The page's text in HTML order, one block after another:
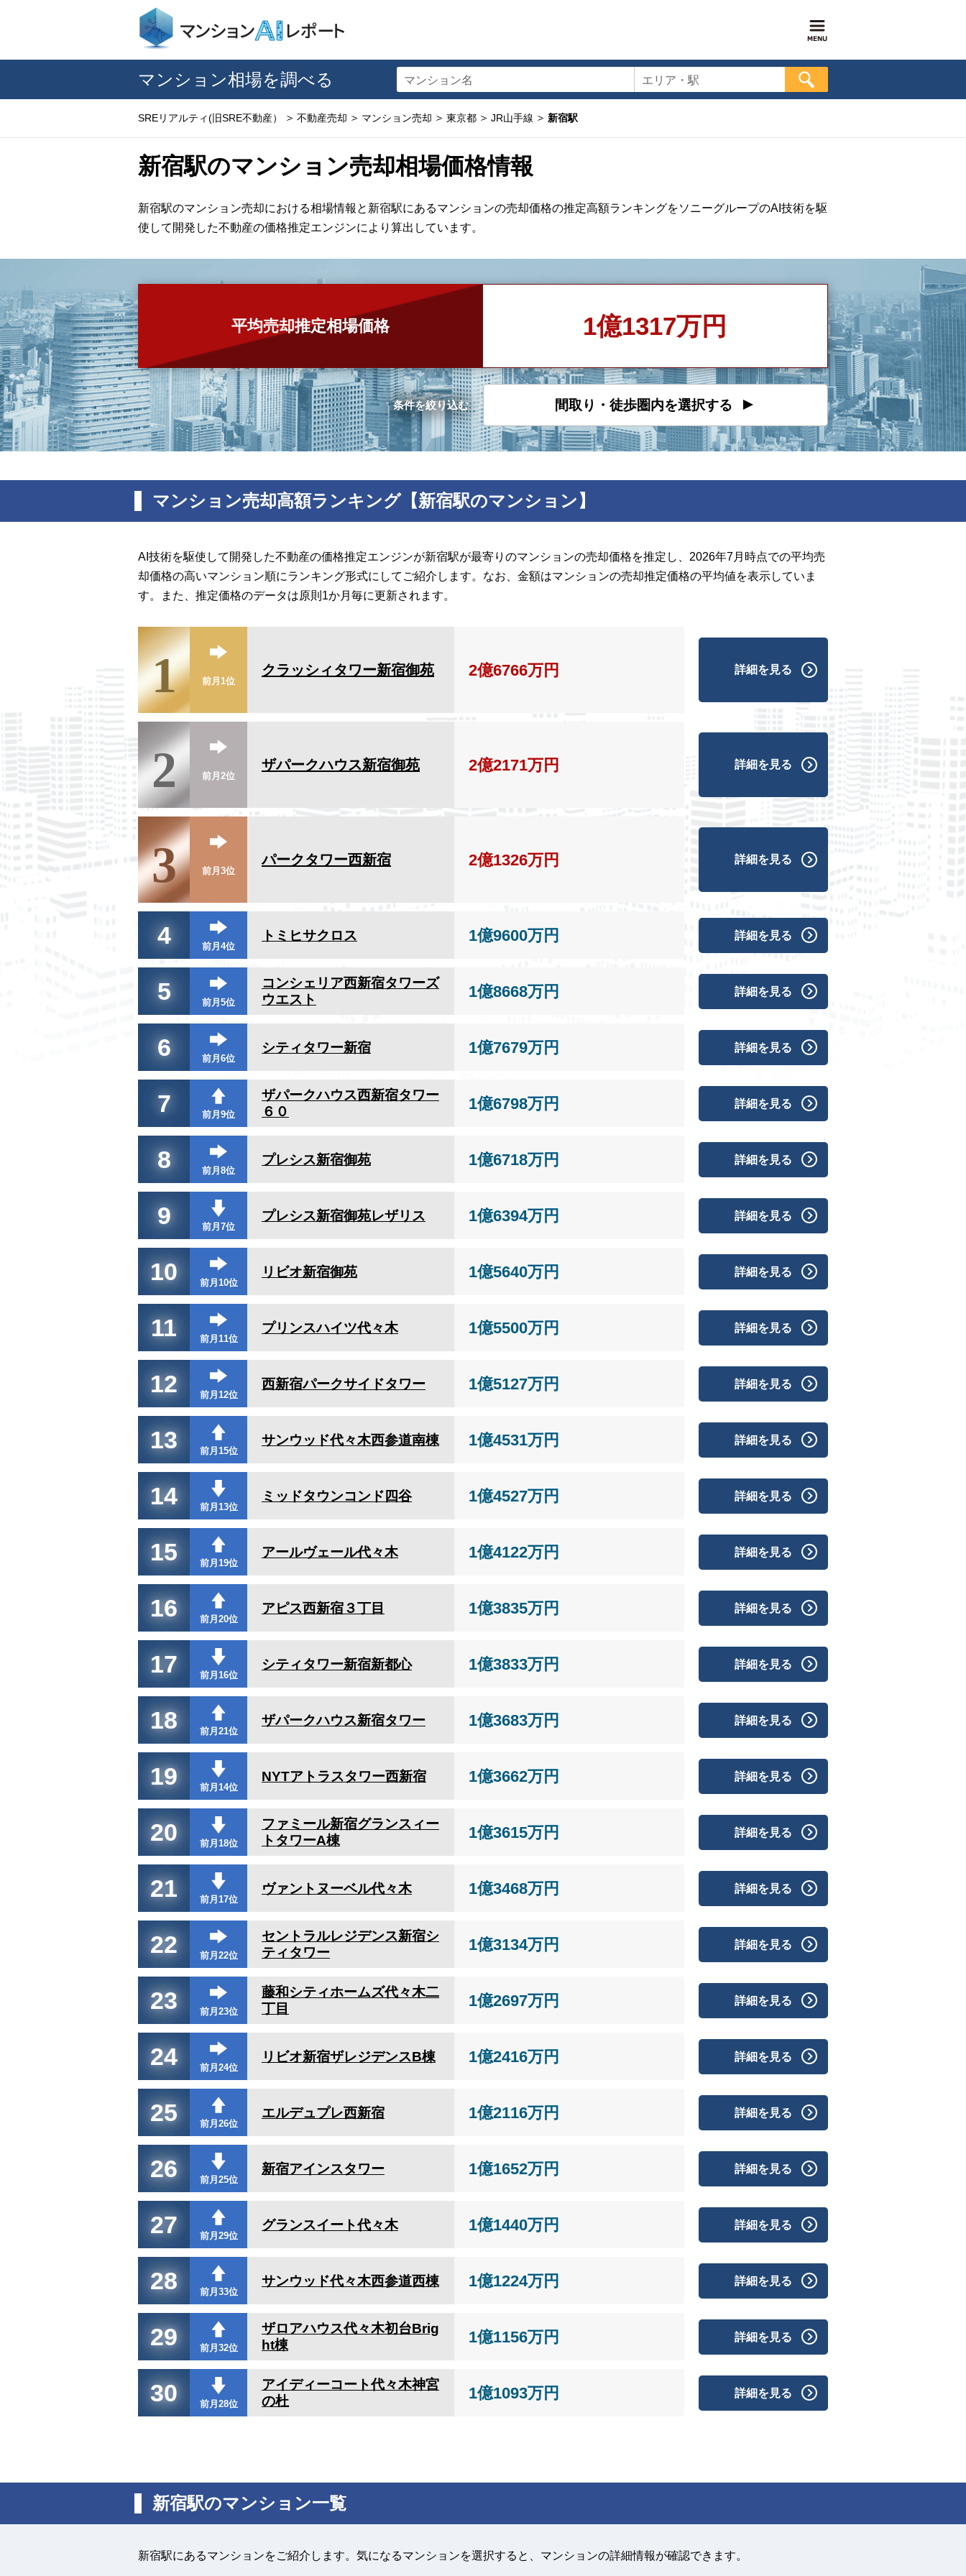
マンション相場を調べる マンション名 エリア・駅
SREリアルティ(旧SRE不動産） 不動産売却 マンション売却 東京都 JR山手線 新宿駅
新宿駅のマンション売却相場価格情報
新宿駅のマンション売却における相場情報と新宿駅にあるマンションの売却価格の推定高額ランキングをソニーグループのAI技術を駆
使して開発した不動産の価格推定エンジンにより算出しています。
平均売却推定相場価格 1億1317万円
条件を絞り込む 間取り・徒歩圏内を選択する
マンション売却高額ランキング【新宿駅のマンション】
AI技術を駆使して開発した不動産の価格推定エンジンが新宿駅が最寄りのマンションの売却価格を推定し、2026年7月時点での平均売
却価格の高いマンション順にランキング形式にしてご紹介します。なお、金額はマンションの売却推定価格の平均値を表示していま
す。また、推定価格のデータは原則1か月毎に更新されます。
1 前月1位
クラッシィタワー新宿御苑 2億6766万円 詳細を見る
2 前月2位
ザパークハウス新宿御苑 2億2171万円 詳細を見る
3 前月3位
パークタワー西新宿 2億1326万円 詳細を見る
4 前月4位
トミヒサクロス 1億9600万円 詳細を見る
5 前月5位
コンシェリア西新宿タワーズ
ウエスト
1億8668万円 詳細を見る
6 前月6位
シティタワー新宿 1億7679万円 詳細を見る
7 前月9位
ザパークハウス西新宿タワー
６０
1億6798万円 詳細を見る
8 前月8位
プレシス新宿御苑 1億6718万円 詳細を見る
9 前月7位
プレシス新宿御苑レザリス 1億6394万円 詳細を見る
10 前月10位
リビオ新宿御苑 1億5640万円 詳細を見る
11 前月11位
プリンスハイツ代々木 1億5500万円 詳細を見る
12 前月12位
西新宿パークサイドタワー 1億5127万円 詳細を見る
13 前月15位
サンウッド代々木西参道南棟 1億4531万円 詳細を見る
14 前月13位
ミッドタウンコンド四谷 1億4527万円 詳細を見る
15 前月19位
アールヴェール代々木 1億4122万円 詳細を見る
16 前月20位
アピス西新宿３丁目 1億3835万円 詳細を見る
17 前月16位
シティタワー新宿新都心 1億3833万円 詳細を見る
18 前月21位
ザパークハウス新宿タワー 1億3683万円 詳細を見る
19 前月14位
NYTアトラスタワー西新宿 1億3662万円 詳細を見る
20 前月18位
ファミール新宿グランスィー
トタワーA棟
1億3615万円 詳細を見る
21 前月17位
ヴァントヌーベル代々木 1億3468万円 詳細を見る
22 前月22位
セントラルレジデンス新宿シ
ティタワー
1億3134万円 詳細を見る
23 前月23位
藤和シティホームズ代々木二
丁目
1億2697万円 詳細を見る
24 前月24位
リビオ新宿ザレジデンスB棟 1億2416万円 詳細を見る
25 前月26位
エルデュプレ西新宿 1億2116万円 詳細を見る
26 前月25位
新宿アインスタワー 1億1652万円 詳細を見る
27 前月29位
グランスイート代々木 1億1440万円 詳細を見る
28 前月33位
サンウッド代々木西参道西棟 1億1224万円 詳細を見る
29 前月32位
ザロアハウス代々木初台Brig
ht棟
1億1156万円 詳細を見る
30 前月28位
アイディーコート代々木神宮
の杜
1億1093万円 詳細を見る
新宿駅のマンション一覧
新宿駅にあるマンションをご紹介します。気になるマンションを選択すると、マンションの詳細情報が確認できます。